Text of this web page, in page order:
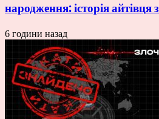
народження: історія
6 години назад